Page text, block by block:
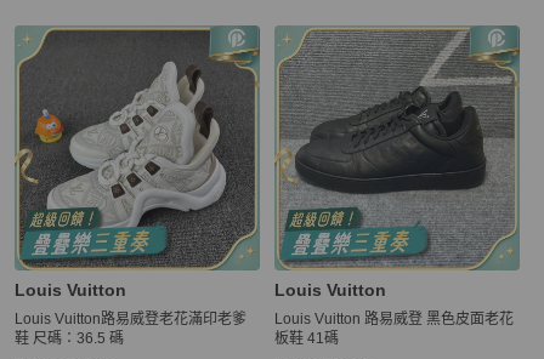
更多相似Louis Vuitton女鞋推薦精品
Louis Vuitton
Louis Vuitton路易威登老花滿印老爹
鞋 尺碼：36.5 碼
Louis Vuitton
Louis Vuitton 路易威登 黑色皮面老花
板鞋 41碼